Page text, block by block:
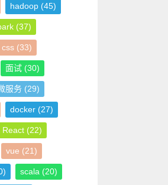
hadoop (45)
(37)
css (33)
面试 (30)
服务 (29)
docker (27)
React (22)
vue (21)
scala (20)